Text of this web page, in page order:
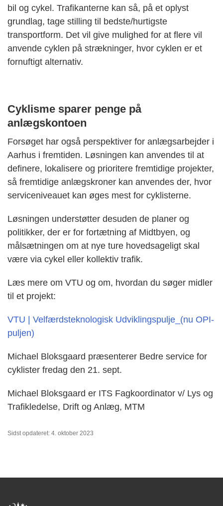
bil og cykel. Trafikanterne kan så, på et oplyst
grundlag, tage stilling til bedste/hurtigste
transportform. Det vil give mulighed for at flere vil
anvende cyklen på strækninger, hvor cyklen er et
fornuftigt alternativ.
Cyklisme sparer penge på
anlægskontoen
Forsøget har også perspektiver for anlægsarbejder i
Aarhus i fremtiden. Løsningen kan anvendes til at
definere, lokalisere og prioritere fremtidige projekter,
så fremtidige anlægskroner kan anvendes der, hvor
serviceniveauet kan øges mest for cyklisterne.
Løsningen understøtter desuden de planer og
politikker, der er for fortætning af Midtbyen, og
målsætningen om at nye ture hovedsageligt skal
være via cykel eller kollektiv trafik.
Læs mere om VTU og om, hvordan du søger midler
til et projekt:
VTU | Velfærdsteknologisk Udviklingspulje_(nu OPI-
puljen)
Michael Bloksgaard præsenterer Bedre service for
cyklister fredag den 21. sept.
Michael Bloksgaard er ITS Fagkoordinator v/ Lys og
Trafikledelse, Drift og Anlæg, MTM
Sidst opdateret: 4. oktober 2023